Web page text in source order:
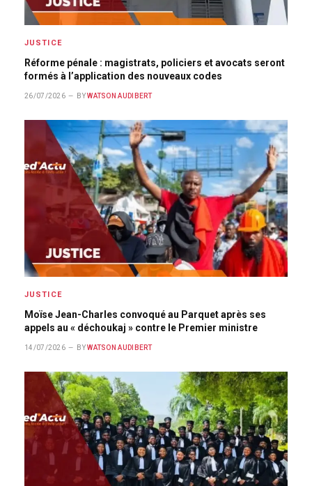
JUSTICE
Réforme pénale : magistrats, policiers et avocats seront
formés à l’application des nouveaux codes
26/07/2026 BY WATSON AUDIBERT
JUSTICE
Moïse Jean-Charles convoqué au Parquet après ses
appels au « déchoukaj » contre le Premier ministre
14/07/2026 BY WATSON AUDIBERT